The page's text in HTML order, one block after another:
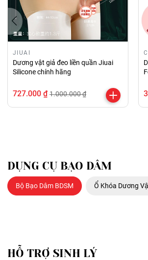
JIUAI
Dương vật giả đeo liền quần Jiuai
Silicone chính hãng
727.000 ₫ 1.000.000 ₫
DỤNG CỤ BẠO DÂM
Bộ Bạo Dâm BDSM Ổ Khóa Dương
HỖ TRỢ SINH LÝ